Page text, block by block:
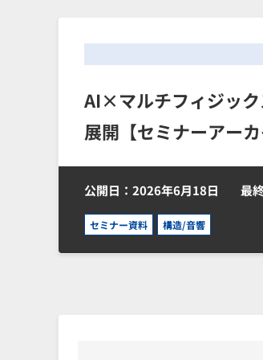
AI×マルチフィジック
展開【セミナーアーカ
公開日：2026年6月18日 最
セミナー資料 構造/音響